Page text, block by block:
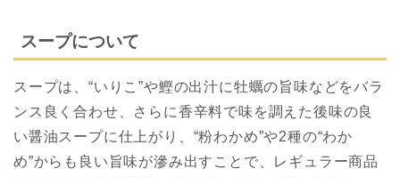
スープについて
スープは、“いりこ”や鰹の出汁に牡蠣の旨味などをバラ
ンス良く合わせ、さらに香辛料で味を調えた後味の良
い醤油スープに仕上がり、“粉わかめ”や2種の“わか
め”からも良い旨味が滲み出すことで、レギュラー商品